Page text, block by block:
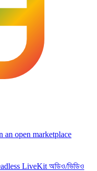
an open marketplace
LiveKit অডিও/ভিডিও